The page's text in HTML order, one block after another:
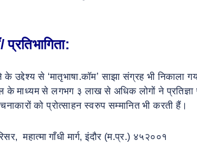
के उद्देश्य से ‘मातृभाषा.कॉम’ साझा संग्रह भी निकाला
के माध्यम से लगभग ३ लाख से अधिक लोगों ने प्रतिज्ञा
को प्रोत्साहन स्वरुप सम्मानित भी करती हैं।
महात्मा गाँधी मार्ग, इंदौर (म.प्र.) ४५२००१